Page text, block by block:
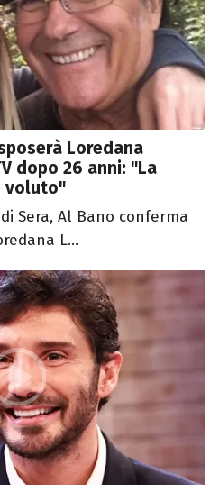
Loredana
dopo 26 anni: "La
voluto"
Sera, Al Bano conferma
L...